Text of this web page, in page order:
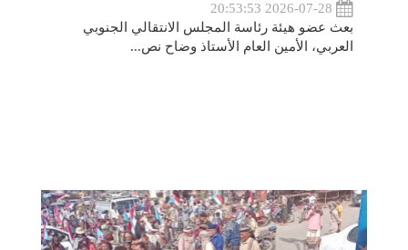
بعث عضو هيئة رئاسة المجلس الانتقالي الجنوبي
العربي، الأمين العام الأستاذ وضاح نص...